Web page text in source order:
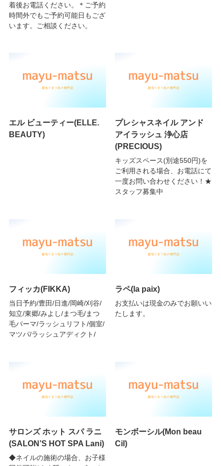
着後お電話ください。＊ご予約
時間外でもご予約可能日もござ
います。ご相談ください。
エル ビューティー(ELLE.
BEAUTY)
プレシャスネイル アンド
アイラッシュ 浄心店
(PRECIOUS)
キッズスペース(別途550円)を
ご利用される場合、お電話にて
一度お問い合わせください！★
スタッフ募集中
フィッカ(FIKKA)
当日予約/豊田/日進/岡崎/刈谷/
知立/東郷/みよし/まつ毛/まつ
毛パーマ/ラッシュリフト/個室/
マツパ/ラッシュアディクト/
ラペ(la paix)
お支払いは現金のみでお願いい
たします。
サロンズ ホット スパ ラニ
(SALON’S HOT SPA Lani)
◆ネイルの施術の場合、お子様
モンボーシル(Mon beau
Cil)